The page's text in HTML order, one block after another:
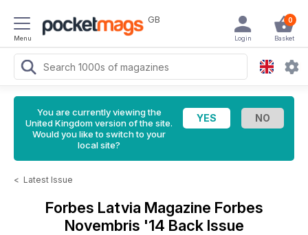
Menu
GB 0
Basket
Login
You are currently viewing the
United Kingdom version of the site.
Would you like to switch to your
local site?
< Latest Issue
Forbes Latvia Magazine Forbes
Novembris '14 Back Issue